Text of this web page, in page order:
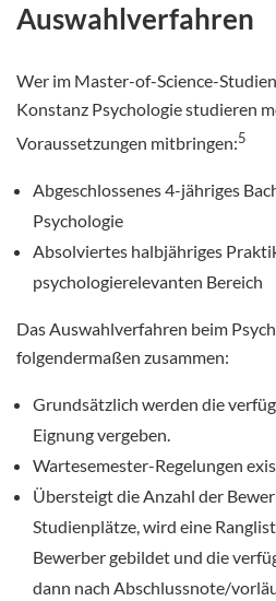
Auswahlverfahren
Wer im Master-of-Science-
Konstanz Psychologie studieren
Voraussetzungen mitbringen:5
Abgeschlossenes 4-jähriges
Psychologie
Absolviertes halbjähriges
psychologierelevanten Bereich
Das Auswahlverfahren beim
folgendermaßen zusammen:
Grundsätzlich werden die
Eignung vergeben.
Wartesemester-Regelungen
Übersteigt die Anzahl der
Studienplätze, wird eine
Bewerber gebildet und die
dann nach Abschlussnote/